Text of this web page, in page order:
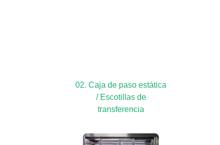
02. Caja de paso estática
/ Escotillas de
transferencia